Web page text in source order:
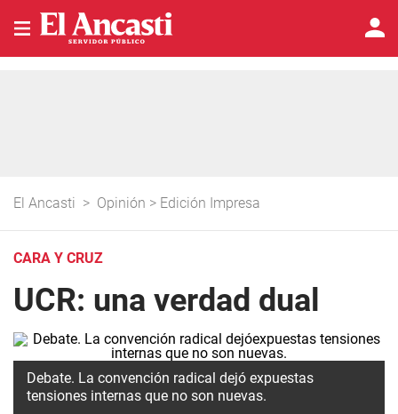
El Ancasti > Opinión > Edición Impresa
CARA Y CRUZ
UCR: una verdad dual
Debate. La convención radical dejó expuestas
tensiones internas que no son nuevas.